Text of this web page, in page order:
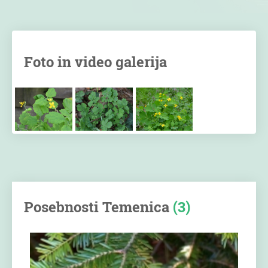
Foto in video galerija
Posebnosti Temenica (3)